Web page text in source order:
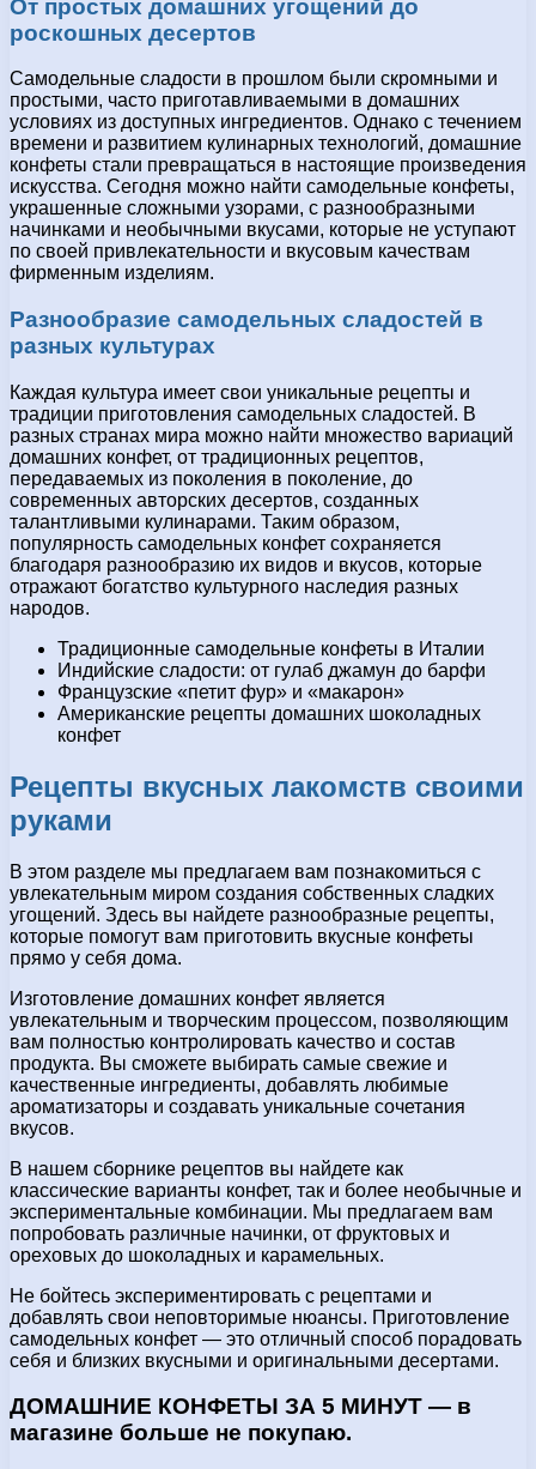
От простых домашних угощений до
роскошных десертов
Самодельные сладости в прошлом были скромными и
простыми, часто приготавливаемыми в домашних
условиях из доступных ингредиентов. Однако с течением
времени и развитием кулинарных технологий, домашние
конфеты стали превращаться в настоящие произведения
искусства. Сегодня можно найти самодельные конфеты,
украшенные сложными узорами, с разнообразными
начинками и необычными вкусами, которые не уступают
по своей привлекательности и вкусовым качествам
фирменным изделиям.
Разнообразие самодельных сладостей в
разных культурах
Каждая культура имеет свои уникальные рецепты и
традиции приготовления самодельных сладостей. В
разных странах мира можно найти множество вариаций
домашних конфет, от традиционных рецептов,
передаваемых из поколения в поколение, до
современных авторских десертов, созданных
талантливыми кулинарами. Таким образом,
популярность самодельных конфет сохраняется
благодаря разнообразию их видов и вкусов, которые
отражают богатство культурного наследия разных
народов.
Традиционные самодельные конфеты в Италии
Индийские сладости: от гулаб джамун до барфи
Французские «петит фур» и «макарон»
Американские рецепты домашних шоколадных
конфет
Рецепты вкусных лакомств своими
руками
В этом разделе мы предлагаем вам познакомиться с
увлекательным миром создания собственных сладких
угощений. Здесь вы найдете разнообразные рецепты,
которые помогут вам приготовить вкусные конфеты
прямо у себя дома.
Изготовление домашних конфет является
увлекательным и творческим процессом, позволяющим
вам полностью контролировать качество и состав
продукта. Вы сможете выбирать самые свежие и
качественные ингредиенты, добавлять любимые
ароматизаторы и создавать уникальные сочетания
вкусов.
В нашем сборнике рецептов вы найдете как
классические варианты конфет, так и более необычные и
экспериментальные комбинации. Мы предлагаем вам
попробовать различные начинки, от фруктовых и
ореховых до шоколадных и карамельных.
Не бойтесь экспериментировать с рецептами и
добавлять свои неповторимые нюансы. Приготовление
самодельных конфет — это отличный способ порадовать
себя и близких вкусными и оригинальными десертами.
ДОМАШНИЕ КОНФЕТЫ ЗА 5 МИНУТ — в
магазине больше не покупаю.